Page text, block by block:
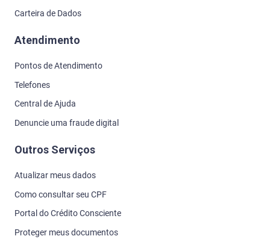
Carteira de Dados
Atendimento
Pontos de Atendimento
Telefones
Central de Ajuda
Denuncie uma fraude digital
Outros Serviços
Atualizar meus dados
Como consultar seu CPF
Portal do Crédito Consciente
Proteger meus documentos